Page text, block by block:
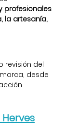
profesionales
la artesanía,
revisión del
desde